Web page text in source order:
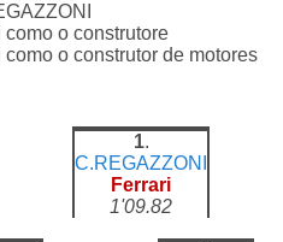
o construtore
o construtor de motores
1.
C.REGAZZONI
Ferrari
1'09.82